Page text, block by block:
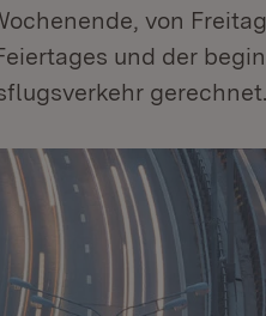
von
und der
gerechnet.